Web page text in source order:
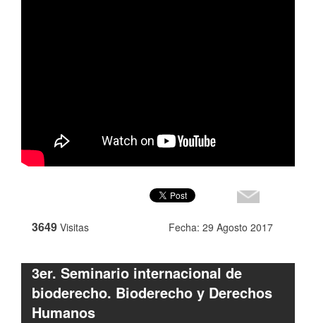
3649 Visitas Fecha: 29 Agosto 2017
3er. Seminario internacional de
bioderecho. Bioderecho y Derechos
Humanos